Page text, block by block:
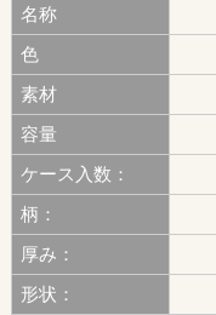
名称
色
素材
容量
ケース入数：
柄：
厚み：
形状：